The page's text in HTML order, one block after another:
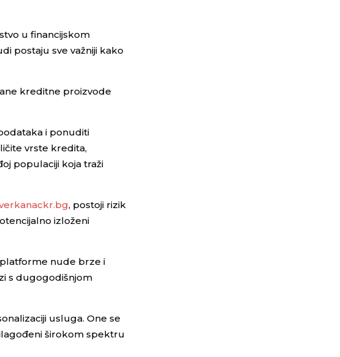
u financijskom
postaju sve važniji kako
kreditne proizvode
i ponuditi
vrste kredita,
populaciji koja traži
, postoji rizik
izloženi
platforme nude brze i
s dugogodišnjom
usluga. One se
širokom spektru